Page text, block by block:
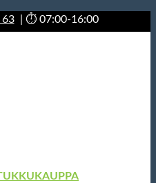
63| ⏱ 07:00-16:00